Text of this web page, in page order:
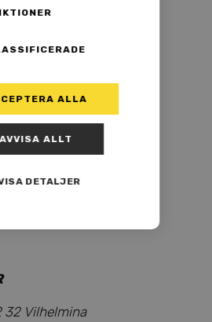
32 Vilhelmina
ALLA
AVVISA ALLT
DETALJER